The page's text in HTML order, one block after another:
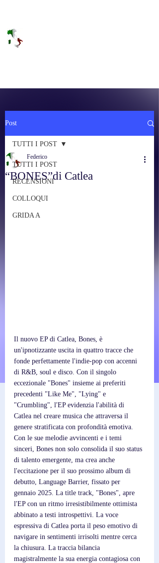
Post
TUTTI I POST
RECENSIONI
COLLOQUI
GRIDA A
TUTTI I POST
“BONES”di Catlea
Federico
Il nuovo EP di Catlea, Bones, è
un'ipnotizzante uscita in quattro tracce che
fonde perfettamente l'indie-pop con accenni
di R&B, soul e disco. Con il singolo
eccezionale "Bones" insieme ai preferiti
precedenti "Like Me", "Lying" e
"Crumbling", l'EP evidenzia l'abilità di
Catlea nel creare musica che attraversa il
genere stratificata con profondità emotiva.
Con le sue melodie avvincenti e i temi
sinceri, Bones non solo consolida il suo status
di talento emergente, ma crea anche
l'eccitazione per il suo prossimo album di
debutto, Language Barrier, fissato per
gennaio 2025. La title track, "Bones", apre
l'EP con un ritmo irresistibilmente ottimista
abbinato a testi introspettivi. La voce
espressiva di Catlea porta il peso emotivo di
navigare in sentimenti irrisolti mentre cerca
la chiusura. La traccia bilancia
magistralmente la sua energia contagiosa con